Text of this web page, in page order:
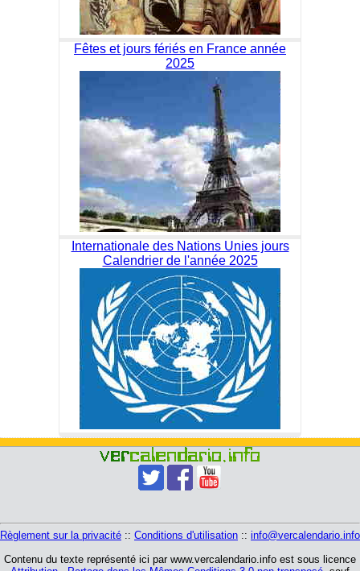
Fêtes et jours fériés en France année
2025
Internationale des Nations Unies jours
Calendrier de l'année 2025
Règlement sur la privacité :: Conditions d'utilisation :: info@vercalendario.info
Contenu du texte représenté ici par www.vercalendario.info est sous licence